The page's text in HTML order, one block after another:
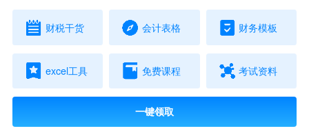
财税干货 会计表格 财务模板
excel工具 免费课程 考试资料
一键领取